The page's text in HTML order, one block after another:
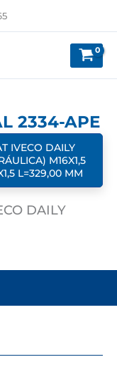
2334-APE
IVECO DAILY
M16X1,5
L=329,00 MM
DAILY